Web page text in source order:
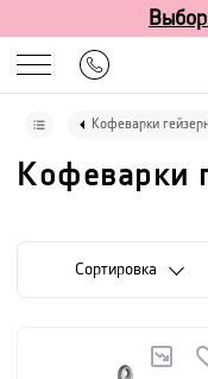
Кофеварки
Кофеварки
Cортировка